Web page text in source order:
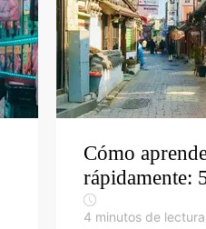
Cómo
rápidamente:
4 minutos de lectura